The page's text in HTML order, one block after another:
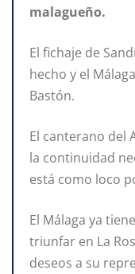
malagueño.
El fichaje de
hecho y el
Bastón.
El canterano del
la continuidad
está como loco
El Málaga ya
triunfar en La
deseos a su